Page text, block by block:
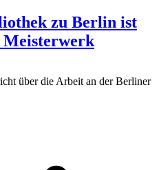
zu Berlin ist
Meisterwerk
über die Arbeit an der Berliner